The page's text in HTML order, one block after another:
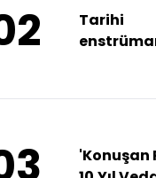
Tarihi
'Konuşan